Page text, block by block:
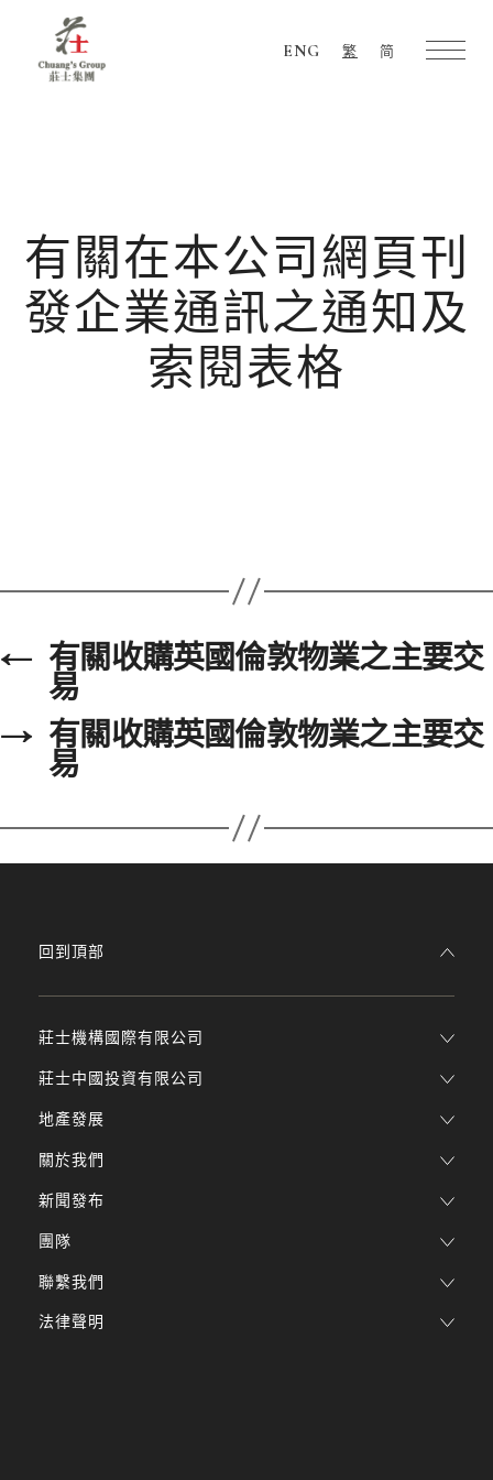
ENG 繁 简
有關在本公司網頁刊
發企業通訊之通知及
索閱表格
← 有關收購英國倫敦物業之主要交
易
→ 有關收購英國倫敦物業之主要交
易
莊士機構國際有限公司
莊士中國投資有限公司
地產發展
關於我們
新聞發布
團隊
回到頂部
聯繫我們
法律聲明